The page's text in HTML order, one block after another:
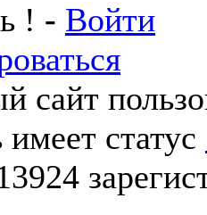
! - Войти
сайт
имеет статус